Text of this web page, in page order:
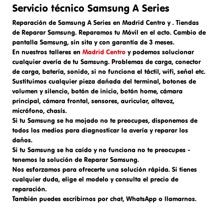
Servicio técnico Samsung A Series
Reparación de Samsung A Series en Madrid Centro y. Tiendas
de Reparar Samsung. Reparamos tu Móvil en el acto. Cambio de
pantalla Samsung, sin sita y con garantía de 3 meses.
En nuestros talleres en Madrid Centro ypodemos solucionar
cualquier avería de tu Samsung. Problemas de carga, conector
de carga, batería, sonido, si no funciona el táctil, wifi, señal etc.
Sustituimos cualquier pieza dañada del terminal, botones de
volumen y silencio, botón de inicio, botón home, cámara
principal, cámara frontal, sensores, auricular, altavoz,
micrófono, chasís.
Si tu Samsung se ha mojado no te preocupes, disponemos de
todos los medios para diagnosticar la avería y reparar los
daños.
Si tu Samsung se ha caído y no funciona no te preocupes -
tenemos la solución de Reparar Samsung.
Nos esforzamos para ofrecerte una solución rápida. Si tienes
cualquier duda, elige el modelo y consulta el precio de
reparación.
También puedes escribirnos por chat, WhatsApp o llamarnos.